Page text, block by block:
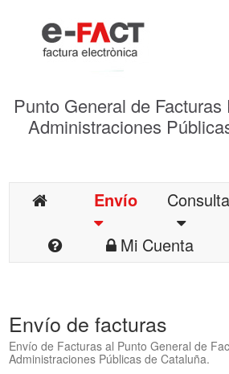
Punto General de
Administraciones
Envío Consulta
Mi Cuenta
Envío de facturas
Envío de Facturas al Punto General de
Administraciones Públicas de Cataluña.